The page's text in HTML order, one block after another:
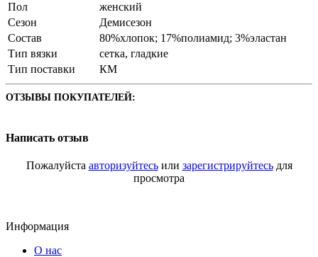
Пол
женский
Сезон
Демисезон
Состав
80%хлопок; 17%полиамид; 3%эластан
Тип вязки
сетка, гладкие
Тип поставки
КМ
ОТЗЫВЫ ПОКУПАТЕЛЕЙ:
Написать отзыв
Пожалуйста авторизуйтесьили зарегистрируйтесьдля
просмотра
Информация
О нас